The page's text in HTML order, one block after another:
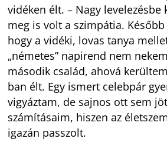
vidéken élt. – Nagy levelezésbe
meg is volt a szimpátia.
hogy a vidéki, lovas tanya
„németes” napirend nem
második család, ahová
ban élt. Egy ismert celebpár
vigyáztam, de sajnos ott sem
számításaim, hiszen az
igazán passzolt.